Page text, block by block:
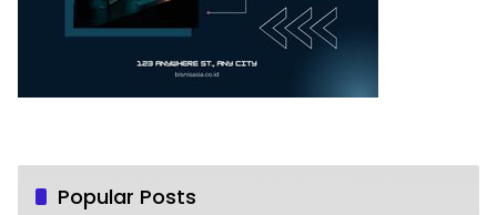
Popular Posts